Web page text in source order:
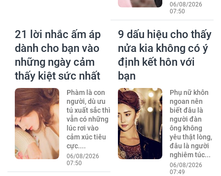
06/08/2026
07:50
21 lời nhắc ấm áp
dành cho bạn vào
những ngày cảm
thấy kiệt sức nhất
Phàm là con
người, dù ưu
tú xuất sắc thì
vẫn có những
lúc rơi vào
cảm xúc tiêu
cực....
06/08/2026
07:50
9 dấu hiệu cho thấy
nửa kia không có ý
định kết hôn với
bạn
Phụ nữ khôn
ngoan nên
biết đâu là
người đàn
ông không
yêu thật lòng,
đâu là người
nghiêm túc...
06/08/2026
07:49